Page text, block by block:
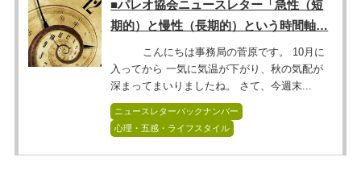
■パレオ協会ニュースレター「急性（短
期的）と慢性（長期的）という時間軸…
こんにちは事務局の菅原です。 10月に
入ってから 一気に気温が下がり、秋の気配が
深まってまいりましたね。 さて、今週末...
ニュースレターバックナンバー
心理・五感・ライフスタイル